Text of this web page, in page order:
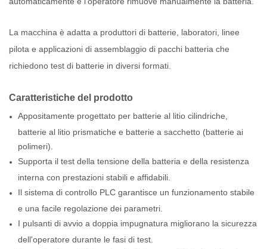
La macchina è adatta a produttori di batterie, laboratori, linee
pilota e applicazioni di assemblaggio di pacchi batteria che
richiedono test di batterie in diversi formati.
Caratteristiche del prodotto
Appositamente progettato per batterie al litio cilindriche,
batterie al litio prismatiche e batterie a sacchetto (batterie ai
polimeri).
Supporta il test della tensione della batteria e della resistenza
interna con prestazioni stabili e affidabili.
Il sistema di controllo PLC garantisce un funzionamento stabile
e una facile regolazione dei parametri.
I pulsanti di avvio a doppia impugnatura migliorano la sicurezza
dell'operatore durante le fasi di test.